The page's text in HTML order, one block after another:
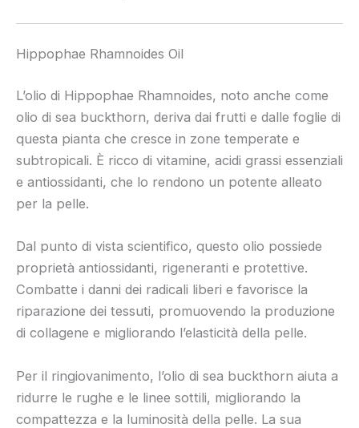
Hippophae Rhamnoides Oil
L’olio di Hippophae Rhamnoides, noto anche come
olio di sea buckthorn, deriva dai frutti e dalle foglie di
questa pianta che cresce in zone temperate e
subtropicali. È ricco di vitamine, acidi grassi essenziali
e antiossidanti, che lo rendono un potente alleato
per la pelle.
Dal punto di vista scientifico, questo olio possiede
proprietà antiossidanti, rigeneranti e protettive.
Combatte i danni dei radicali liberi e favorisce la
riparazione dei tessuti, promuovendo la produzione
di collagene e migliorando l’elasticità della pelle.
Per il ringiovanimento, l’olio di sea buckthorn aiuta a
ridurre le rughe e le linee sottili, migliorando la
compattezza e la luminosità della pelle. La sua